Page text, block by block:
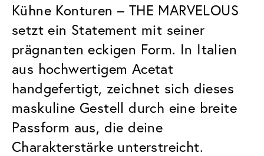
Kühne Konturen – THE MARVELOUS
setzt ein Statement mit seiner
prägnanten eckigen Form. In Italien
aus hochwertigem Acetat
handgefertigt, zeichnet sich dieses
maskuline Gestell durch eine breite
Passform aus, die deine
Charakterstärke unterstreicht.